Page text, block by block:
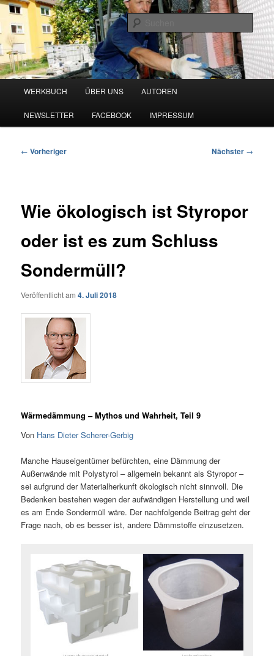
Zum
primären
Inhalt
springenWerkbuch Online
Blog zu den Themen Energieeffizienz und Digitalisierung
WERKBUCH ÜBER UNS AUTOREN
NEWSLETTER FACEBOOK IMPRESSUM
Beitragsnavigation
← Vorheriger Nächster →
Wie ökologisch ist Styropor
oder ist es zum Schluss
Sondermüll?
Veröffentlicht am4. Juli 2018
Wärmedämmung – Mythos und Wahrheit, Teil 9
Von Hans Dieter Scherer-Gerbig
Manche Hauseigentümer befürchten, eine Dämmung der
Außenwände mit Polystyrol – allgemein bekannt als Styropor –
sei aufgrund der Materialherkunft ökologisch nicht sinnvoll. Die
Bedenken bestehen wegen der aufwändigen Herstellung und weil
es am Ende Sondermüll wäre. Der nachfolgende Beitrag geht der
Frage nach, ob es besser ist, andere Dämmstoffe einzusetzen.